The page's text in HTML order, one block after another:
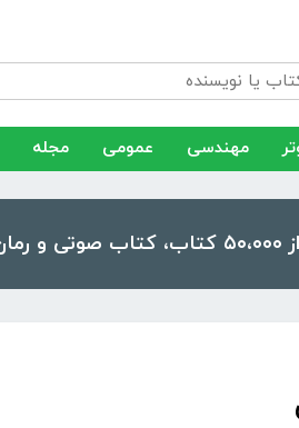
مهندسی عمومی مجله